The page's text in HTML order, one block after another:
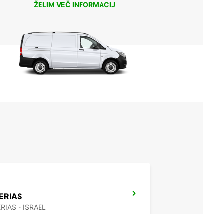
ŽELIM VEČ INFORMACIJ
- ISRAEL